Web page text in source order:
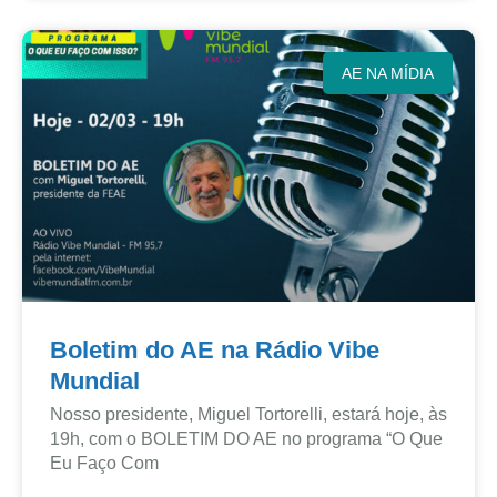
AE NA MÍDIA
Boletim do AE na Rádio Vibe
Mundial
Nosso presidente, Miguel Tortorelli, estará hoje, às
19h, com o BOLETIM DO AE no programa “O Que
Eu Faço Com